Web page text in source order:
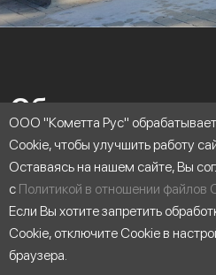
Область
ООО "Кометта Рус"
Cookie, чтобы улучшить работу
Оставаясь на нашем сайте, Вы
с Политикой в отношении файлов
Если Вы хотите запретить
Cookie, отключите Cookie в
браузера.